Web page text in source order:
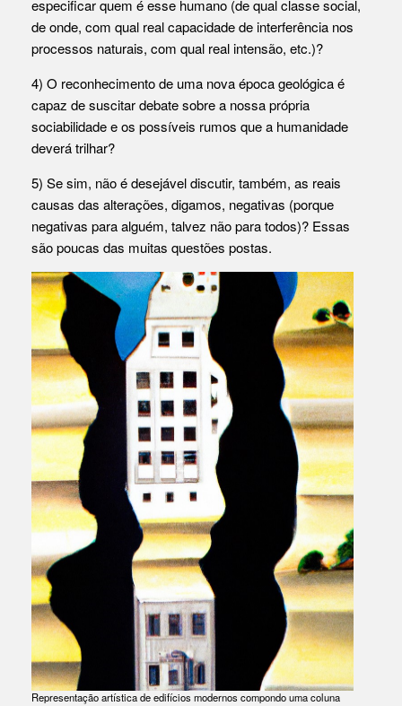
especificar quem é esse humano (de qual classe social,
de onde, com qual real capacidade de interferência nos
processos naturais, com qual real intensão, etc.)?
4) O reconhecimento de uma nova época geológica é
capaz de suscitar debate sobre a nossa própria
sociabilidade e os possíveis rumos que a humanidade
deverá trilhar?
5) Se sim, não é desejável discutir, também, as reais
causas das alterações, digamos, negativas (porque
negativas para alguém, talvez não para todos)? Essas
são poucas das muitas questões postas.
Representação artística de edifícios modernos compondo uma coluna